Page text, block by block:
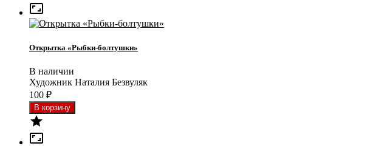

Открытка «Рыбки-болтушки»
В наличии
Художник Наталия Безвуляк
100 ₽

